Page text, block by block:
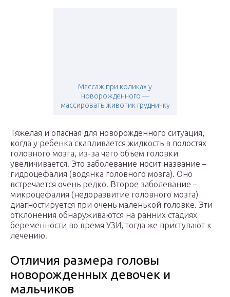
Массаж при коликах у
новорожденного —
массировать животик грудничку
Тяжелая и опасная для новорожденного ситуация,
когда у ребенка скапливается жидкость в полостях
головного мозга, из-за чего объем головки
увеличивается. Это заболевание носит название –
гидроцефалия (водянка головного мозга). Оно
встречается очень редко. Второе заболевание –
микроцефалия (недоразвитие головного мозга)
диагностируется при очень маленькой головке. Эти
отклонения обнаруживаются на ранних стадиях
беременности во время УЗИ, тогда же приступают к
лечению.
Отличия размера головы
новорожденных девочек и
мальчиков